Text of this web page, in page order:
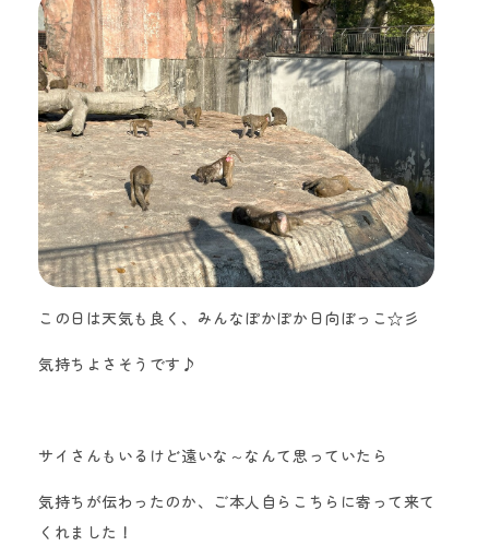
この日は天気も良く、みんなぽかぽか日向ぼっこ☆彡
気持ちよさそうです♪
サイさんもいるけど遠いな～なんて思っていたら
気持ちが伝わったのか、ご本人自らこちらに寄って来て
くれました！